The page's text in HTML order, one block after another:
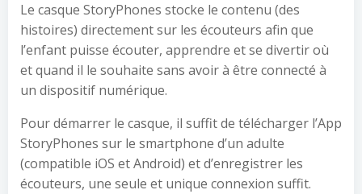
Le casque StoryPhones stocke le contenu (des
histoires) directement sur les écouteurs afin que
l’enfant puisse écouter, apprendre et se divertir où
et quand il le souhaite sans avoir à être connecté à
un dispositif numérique.
Pour démarrer le casque, il suffit de télécharger l’App
StoryPhones sur le smartphone d’un adulte
(compatible iOS et Android) et d’enregistrer les
écouteurs, une seule et unique connexion suffit.